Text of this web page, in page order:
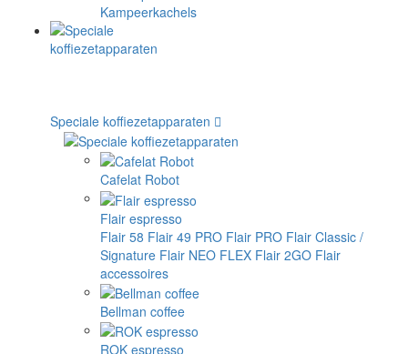
Kampeerkachels
Speciale koffiezetapparaten
Cafelat Robot
Flair espresso
Flair 58 Flair 49 PRO Flair PRO Flair Classic /
Signature Flair NEO FLEX Flair 2GO Flair
accessoires
Bellman coffee
ROK espresso